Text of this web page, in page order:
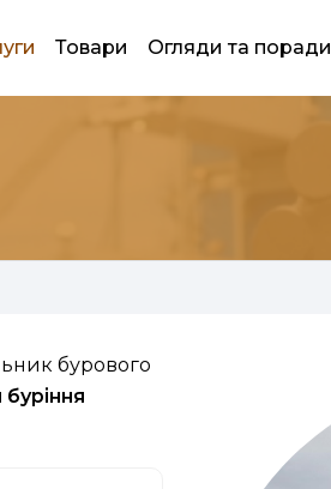
Товари Огляди та поради
бурового